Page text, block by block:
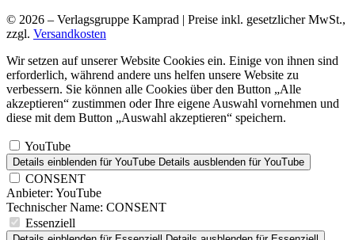
© 2026 – Verlagsgruppe Kamprad | Preise inkl. gesetzlicher MwSt.,
zzgl. Versandkosten
Wir setzen auf unserer Website Cookies ein. Einige von ihnen sind
erforderlich, während andere uns helfen unsere Website zu
verbessern. Sie können alle Cookies über den Button „Alle
akzeptieren“ zustimmen oder Ihre eigene Auswahl vornehmen und
diese mit dem Button „Auswahl akzeptieren“ speichern.
YouTube
Details einblenden für YouTube Details ausblenden für YouTube
CONSENT
Anbieter: YouTube
Technischer Name: CONSENT
Essenziell